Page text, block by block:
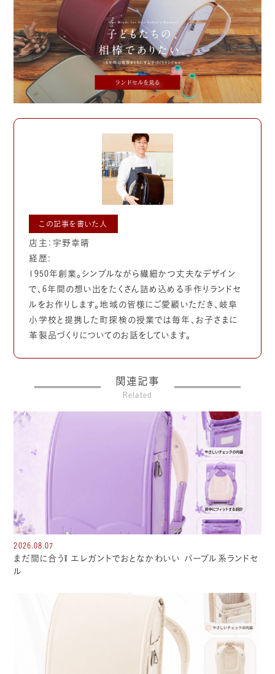
この記事を書いた人
店主：宇野幸晴
経歴:
1950年創業。シンプルながら繊細かつ丈夫なデザイン
で、6年間の想い出をたくさん詰め込める手作りランドセ
ルをお作りします。地域の皆様にご愛顧いただき、岐阜
小学校と提携した町探検の授業では毎年、お子さまに
革製品づくりについてのお話をしています。
関連記事
Related
2026.08.07
まだ間に合う❕ エレガントでおとなかわいい パープル系ランドセ
ル